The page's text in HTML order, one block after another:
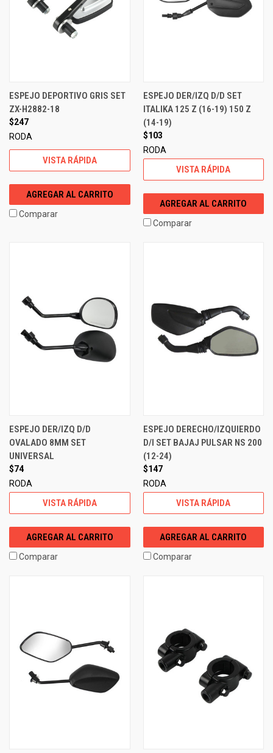
ESPEJO DEPORTIVO GRIS SET
ZX-H2882-18
$247
RODA
VISTA RÁPIDA
AGREGAR AL CARRITO
Comparar
ESPEJO DER/IZQ D/D SET
ITALIKA 125 Z (16-19) 150 Z
(14-19)
$103
RODA
VISTA RÁPIDA
AGREGAR AL CARRITO
Comparar
ESPEJO DER/IZQ D/D
OVALADO 8MM SET
UNIVERSAL
$74
RODA
VISTA RÁPIDA
AGREGAR AL CARRITO
Comparar
ESPEJO DERECHO/IZQUIERDO
D/I SET BAJAJ PULSAR NS 200
(12-24)
$147
RODA
VISTA RÁPIDA
AGREGAR AL CARRITO
Comparar